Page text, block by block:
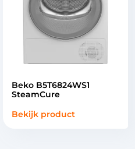
Beko B5T6824WS1
SteamCure
Bekijk product